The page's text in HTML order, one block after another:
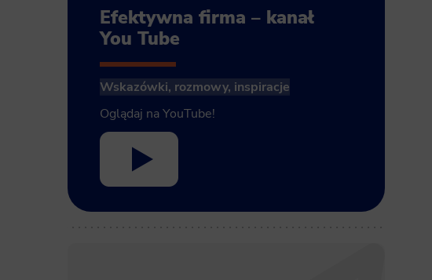
Efektywna firma – kanał
You Tube
Wskazówki, rozmowy, inspiracje
Oglądaj na YouTube!